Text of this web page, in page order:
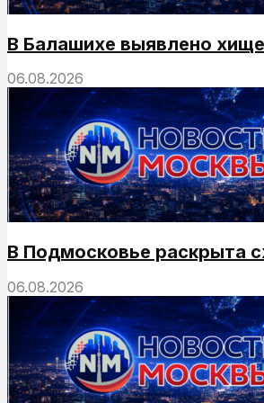
В Балашихе выявлено
06.08.2026
В Подмосковье раскрыта
06.08.2026